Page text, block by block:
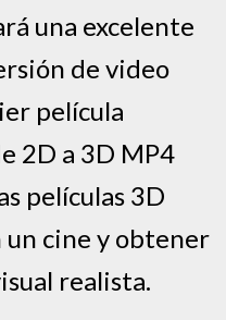
una excelente
de video
película
2D a 3D MP4
películas 3D
un cine y obtener
realista.